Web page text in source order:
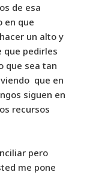
de esa
en que
un alto y
que pedirles
que sea tan
que en
siguen en
recursos
pero
me pone